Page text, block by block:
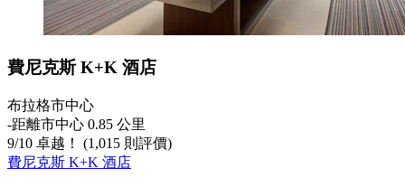
費尼克斯 K+K 酒店
布拉格市中心
‐距離市中心 0.85 公里
9/10 卓越！ (1,015 則評價)
費尼克斯 K+K 酒店